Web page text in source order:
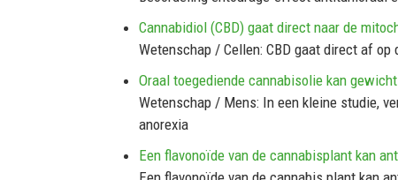
Cannabidiol (CBD) gaat direct naar de
Wetenschap / Cellen: CBD gaat direct af
Oraal toegediende cannabisolie kan
Wetenschap / Mens: In een kleine studie,
anorexia
Een flavonoïde van de cannabisplant kan